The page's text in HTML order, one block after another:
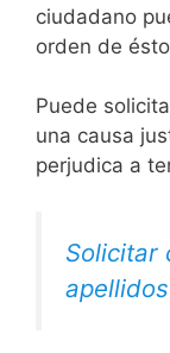
ciudadano
orden de
Puede
una causa
perjudica a
Solicitar
apellidos